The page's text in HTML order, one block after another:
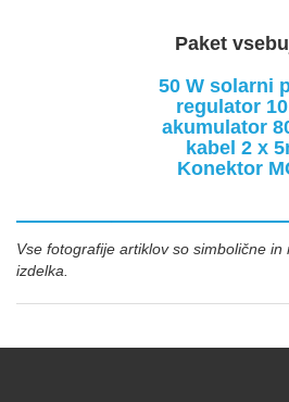
Paket
50 W solarni
regulator
akumulator
kabel 2 x
Konektor
Vse fotografije artiklov so simbolične
izdelka.